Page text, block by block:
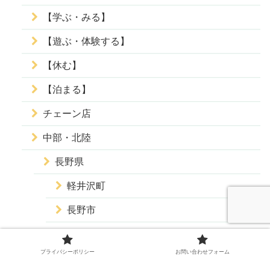
【学ぶ・みる】
【遊ぶ・体験する】
【休む】
【泊まる】
チェーン店
中部・北陸
長野県
軽井沢町
長野市
松本市
プライバシーポリシー お問い合わせフォーム